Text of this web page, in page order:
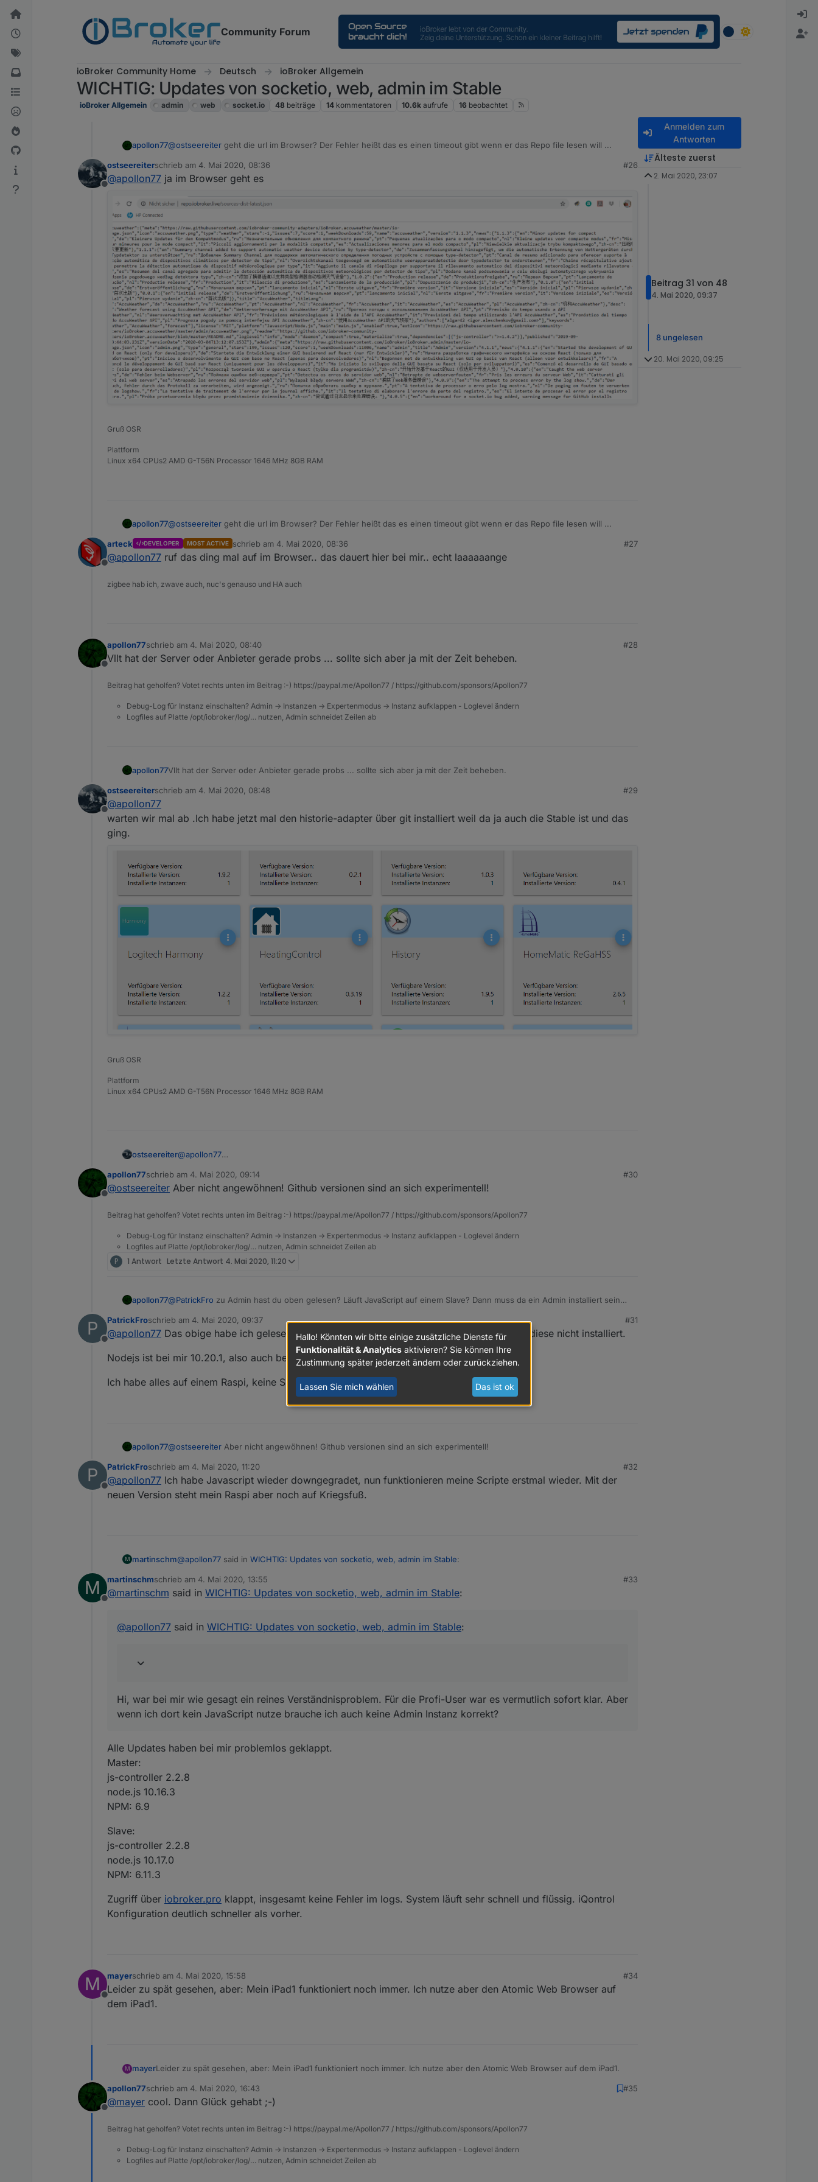
Weiter zum Inhalt
Community Forum
ioBroker Community Home Deutsch ioBroker Allgemein
WICHTIG: Updates von socketio, web, admin im Stable
ioBroker Allgemein admin web socket.io 48 beiträge 14 kommentatoren 10.6k aufrufe 16 beobachtet
apollon77@ostseereiter geht die url im Browser? Der Fehler heißt das es einen timeout gibt wenn er das Repo file lesen will ...
Offline
ostseereiterschrieb am 4. Mai 2020, 08:36
zuletzt editiert von
#26
@apollon77 ja im Browser geht es
Gruß OSR
Plattform
Linux x64 CPUs2 AMD G-T56N Processor 1646 MHz 8GB RAM
apollon77@ostseereiter geht die url im Browser? Der Fehler heißt das es einen timeout gibt wenn er das Repo file lesen will ...
Offline
arteck DEVELOPER MOST ACTIVE schrieb am 4. Mai 2020, 08:36
zuletzt editiert von
#27
@apollon77 ruf das ding mal auf im Browser.. das dauert hier bei mir.. echt laaaaaange
zigbee hab ich, zwave auch, nuc's genauso und HA auch
Offline
apollon77schrieb am 4. Mai 2020, 08:40
zuletzt editiert von
#28
Vllt hat der Server oder Anbieter gerade probs ... sollte sich aber ja mit der Zeit beheben.
Beitrag hat geholfen? Votet rechts unten im Beitrag :-) https://paypal.me/Apollon77 / https://github.com/sponsors/Apollon77
Debug-Log für Instanz einschalten? Admin -> Instanzen -> Expertenmodus -> Instanz aufklappen - Loglevel ändern
Logfiles auf Platte /opt/iobroker/log/… nutzen, Admin schneidet Zeilen ab
apollon77Vllt hat der Server oder Anbieter gerade probs ... sollte sich aber ja mit der Zeit beheben.
Offline
ostseereiterschrieb am 4. Mai 2020, 08:48
zuletzt editiert von
#29
@apollon77
warten wir mal ab .Ich habe jetzt mal den historie-adapter über git installiert weil da ja auch die Stable ist und das
ging.
Gruß OSR
Plattform
Linux x64 CPUs2 AMD G-T56N Processor 1646 MHz 8GB RAM
ostseereiter@apollon77
Offline
apollon77schrieb am 4. Mai 2020, 09:14
zuletzt editiert von
#30
@ostseereiter Aber nicht angewöhnen! Github versionen sind an sich experimentell!
Beitrag hat geholfen? Votet rechts unten im Beitrag :-) https://paypal.me/Apollon77 / https://github.com/sponsors/Apollon77
Debug-Log für Instanz einschalten? Admin -> Instanzen -> Expertenmodus -> Instanz aufklappen - Loglevel ändern
Logfiles auf Platte /opt/iobroker/log/… nutzen, Admin schneidet Zeilen ab
P 1 Antwort Letzte Antwort 4. Mai 2020, 11:20
apollon77@PatrickFro zu Admin hast du oben gelesen? Läuft JavaScript auf einem Slave? Dann muss da ein Admin installiert sein
P
Offline
PatrickFroschrieb am 4. Mai 2020, 09:37
zuletzt editiert von
#31
@apollon77 Das obige habe ich gelesen, ja. Ich nutze kein iot und kein Devices. Daher sind diese nicht installiert.
Nodejs ist bei mir 10.20.1, also auch bei 10.
Ich habe alles auf einem Raspi, keine Slave, trotzdem funktioniert Javascript nicht mehr.
apollon77@ostseereiter Aber nicht angewöhnen! Github versionen sind an sich experimentell!
P
Offline
PatrickFroschrieb am 4. Mai 2020, 11:20
zuletzt editiert von
#32
@apollon77 Ich habe Javascript wieder downgegradet, nun funktionieren meine Scripte erstmal wieder. Mit der
neuen Version steht mein Raspi aber noch auf Kriegsfuß.
M martinschm@apollon77 said in WICHTIG: Updates von socketio, web, admin im Stable:
@ martinschmdas bedeutet das, wenn du JavaScript auf einem Slave hast du auch dort eine Admin Instanz (auch
ich dort kein JavaScript nutze brauche ich auch keine Admin Instanz korrekt?
M
Offline
martinschmschrieb am 4. Mai 2020, 13:55
zuletzt editiert von
#33
@martinschm said in WICHTIG: Updates von socketio, web, admin im Stable:
@apollon77 said in WICHTIG: Updates von socketio, web, admin im Stable:
Hi, war bei mir wie gesagt ein reines Verständnisproblem. Für die Profi-User war es vermutlich sofort klar. Aber
wenn ich dort kein JavaScript nutze brauche ich auch keine Admin Instanz korrekt?
Alle Updates haben bei mir problemlos geklappt.
Master:
js-controller 2.2.8
node.js 10.16.3
NPM: 6.9
Slave:
js-controller 2.2.8
node.js 10.17.0
NPM: 6.11.3
Zugriff über iobroker.pro klappt, insgesamt keine Fehler im logs. System läuft sehr schnell und flüssig. iQontrol
Konfiguration deutlich schneller als vorher.
M
Offline
mayerschrieb am 4. Mai 2020, 15:58
zuletzt editiert von
#34
Leider zu spät gesehen, aber: Mein iPad1 funktioniert noch immer. Ich nutze aber den Atomic Web Browser auf
dem iPad1.
M mayerLeider zu spät gesehen, aber: Mein iPad1 funktioniert noch immer. Ich nutze aber den Atomic Web Browser auf dem iPad1.
Offline
apollon77schrieb am 4. Mai 2020, 16:43
zuletzt editiert von
#35
@mayer cool. Dann Glück gehabt ;-)
Beitrag hat geholfen? Votet rechts unten im Beitrag :-) https://paypal.me/Apollon77 / https://github.com/sponsors/Apollon77
Debug-Log für Instanz einschalten? Admin -> Instanzen -> Expertenmodus -> Instanz aufklappen - Loglevel ändern
Logfiles auf Platte /opt/iobroker/log/… nutzen, Admin schneidet Zeilen ab
Anmelden zum
Antworten
Älteste zuerst
2. Mai 2020, 23:07
Beitrag 31 von 48
4. Mai 2020, 09:37
8 ungelesen
20. Mai 2020, 09:25
Hallo! Könnten wir bitte einige zusätzliche Dienste für
Funktionalität & Analytics aktivieren? Sie können Ihre
Zustimmung später jederzeit ändern oder zurückziehen.
Lassen Sie mich wählen Das ist ok